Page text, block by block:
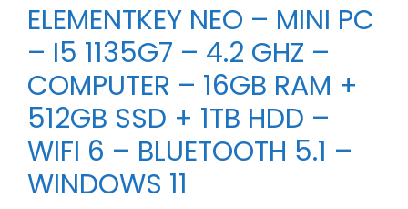
ELEMENTKEY NEO – MINI PC
– I5 1135G7 – 4.2 GHZ –
COMPUTER – 16GB RAM +
512GB SSD + 1TB HDD –
WIFI 6 – BLUETOOTH 5.1 –
WINDOWS 11